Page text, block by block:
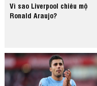
Vì sao Liverpool chiêu mộ
Ronald Araujo?